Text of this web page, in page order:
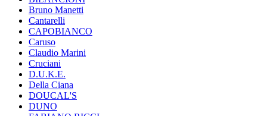
Bruno Manetti
Cantarelli
CAPOBIANCO
Caruso
Claudio Marini
Cruciani
D.U.K.E.
Della Ciana
DOUCAL'S
DUNO